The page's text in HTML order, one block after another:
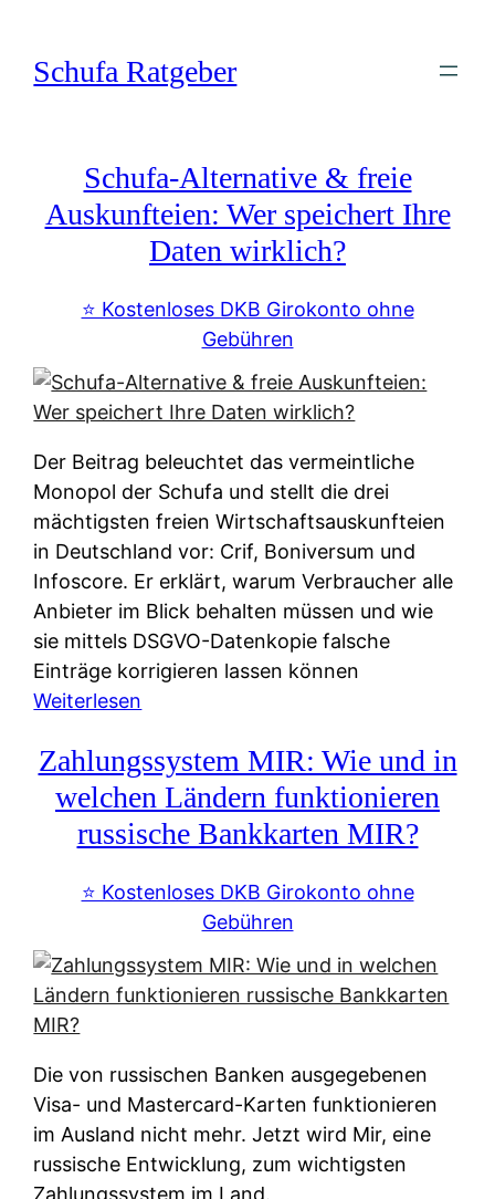
springen
Schufa Ratgeber
Schufa-Alternative & freie
Auskunfteien: Wer speichert Ihre
Daten wirklich?
⭐️ Kostenloses DKB Girokonto ohne
Gebühren
Der Beitrag beleuchtet das vermeintliche
Monopol der Schufa und stellt die drei
mächtigsten freien Wirtschaftsauskunfteien
in Deutschland vor: Crif, Boniversum und
Infoscore. Er erklärt, warum Verbraucher alle
Anbieter im Blick behalten müssen und wie
sie mittels DSGVO-Datenkopie falsche
Einträge korrigieren lassen können
Weiterlesen
c
h
u
f
-
l
t
n
a
t
i
Zahlungssystem MIR: Wie und in
welchen Ländern funktionieren
russische Bankkarten MIR?
⭐️ Kostenloses DKB Girokonto ohne
Gebühren
Die von russischen Banken ausgegebenen
Visa- und Mastercard-Karten funktionieren
im Ausland nicht mehr. Jetzt wird Mir, eine
russische Entwicklung, zum wichtigsten
Zahlungssystem im Land.